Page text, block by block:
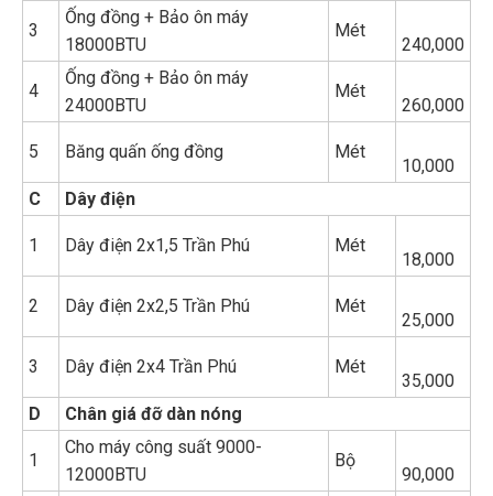
3
Ống đồng + Bảo ôn máy
18000BTU
Mét
240,000
4
Ống đồng + Bảo ôn máy
24000BTU
Mét
260,000
5 Băng quấn ống đồng Mét
10,000
C
Dây điện
1 Dây điện 2x1,5 Trần Phú Mét
18,000
2 Dây điện 2x2,5 Trần Phú Mét
25,000
3 Dây điện 2x4 Trần Phú Mét
35,000
D
Chân giá đỡ dàn nóng
1
Cho máy công suất 9000-
12000BTU
Bộ
90,000